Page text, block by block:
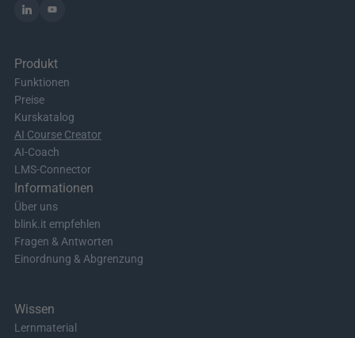
Produkt
Funktionen
Preise
Kurskatalog
AI Course Creator
AI-Coach
LMS-Connector
Informationen
Über uns
blink.it empfehlen
Fragen & Antworten
Einordnung & Abgrenzung
Wissen
Lernmaterial